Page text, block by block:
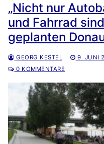
„Nicht nur
und Fahrrad
geplanten
GEORG KESTEL 9. JUNI
0 KOMMENTARE